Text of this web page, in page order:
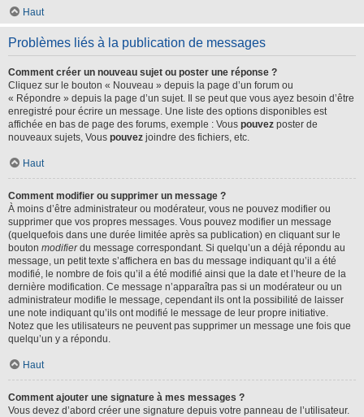
Haut
Problèmes liés à la publication de messages
Comment créer un nouveau sujet ou poster une réponse ?
Cliquez sur le bouton « Nouveau » depuis la page d’un forum ou
« Répondre » depuis la page d’un sujet. Il se peut que vous ayez besoin d’être
enregistré pour écrire un message. Une liste des options disponibles est
affichée en bas de page des forums, exemple : Vous pouvez poster de
nouveaux sujets, Vous pouvez joindre des fichiers, etc.
Haut
Comment modifier ou supprimer un message ?
À moins d’être administrateur ou modérateur, vous ne pouvez modifier ou
supprimer que vos propres messages. Vous pouvez modifier un message
(quelquefois dans une durée limitée après sa publication) en cliquant sur le
bouton modifierdu message correspondant. Si quelqu’un a déjà répondu au
message, un petit texte s’affichera en bas du message indiquant qu’il a été
modifié, le nombre de fois qu’il a été modifié ainsi que la date et l’heure de la
dernière modification. Ce message n’apparaîtra pas si un modérateur ou un
administrateur modifie le message, cependant ils ont la possibilité de laisser
une note indiquant qu’ils ont modifié le message de leur propre initiative.
Notez que les utilisateurs ne peuvent pas supprimer un message une fois que
quelqu’un y a répondu.
Haut
Comment ajouter une signature à mes messages ?
Vous devez d’abord créer une signature depuis votre panneau de l’utilisateur.